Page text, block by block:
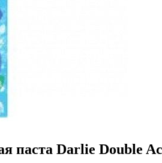
паста Darlie Double